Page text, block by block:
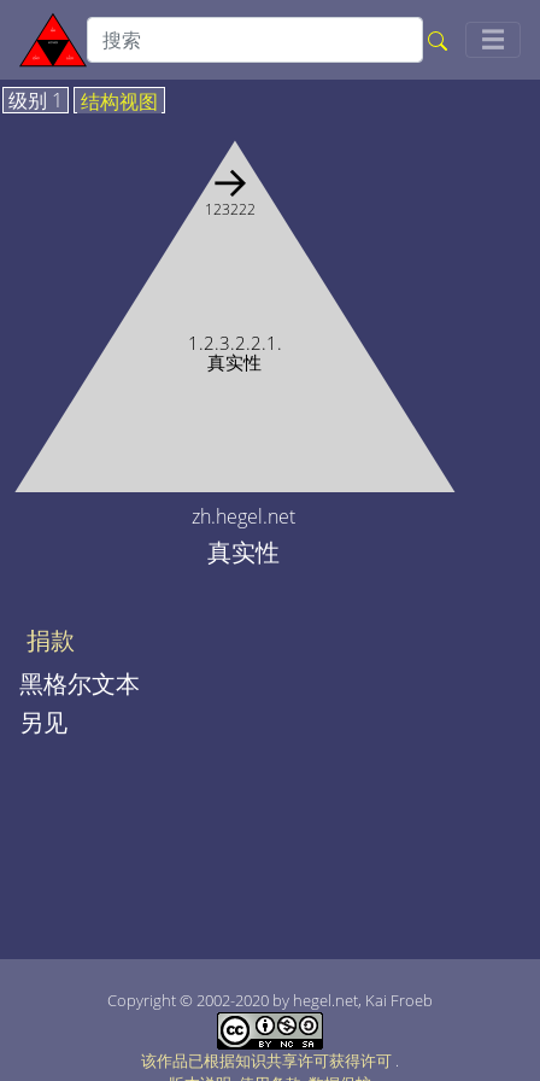
☰
级别 1 结构视图
1.2.3.2.2.1.
真实性
→
123222
zh.hegel.net
真实性
捐款
黑格尔文本
另见
Copyright © 2002-2020 by hegel.net, Kai Froeb
该作品已根据知识共享许可获得许可 .